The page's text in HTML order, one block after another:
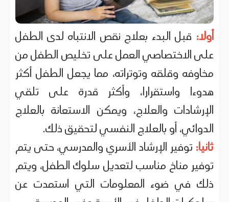
أولا: قبل البدء بعلاج نقص الانتباه لدى الطفل
على الاختصاصي العمل على تخليص الطفل من
مخاوفه وقلقه وتوتراته، مما يجعل الطفل أكثر
هدوءا واستقرارا، وأكثر قدرة على تلقي
الإرشادات والعلاج، ويمكن الاستعانة بالعلاج
الدوائي، أو بالعلاج النفسي لتحقيق ذلك.
ثانيا: توفير الإرشاد الأسري والمدرسي، حتى يتم
توفير مناخ مناسب لتعديل سلوك الطفل، ويتم
ذلك في ضوء المعلومات التي استمدت عن